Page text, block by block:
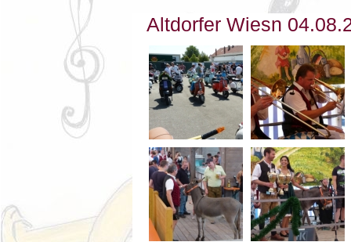
Altdorfer Wiesn